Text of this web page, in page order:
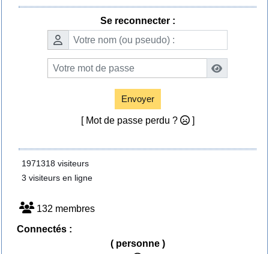
Se reconnecter :
Envoyer
[ Mot de passe perdu ? ]
1971318 visiteurs
3 visiteurs en ligne
132 membres
Connectés :
( personne )